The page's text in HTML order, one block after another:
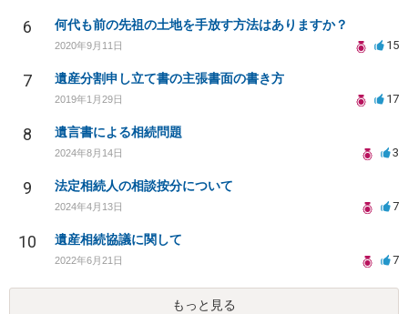
6 何代も前の先祖の土地を手放す方法はありますか？
2020年9月11日 15
7 遺産分割申し立て書の主張書面の書き方
2019年1月29日 17
8 遺言書による相続問題
2024年8月14日 3
9 法定相続人の相談按分について
2024年4月13日 7
10 遺産相続協議に関して
2022年6月21日 7
もっと見る